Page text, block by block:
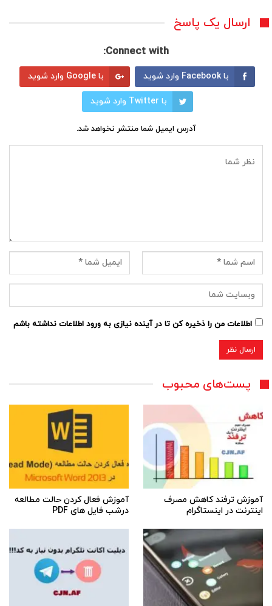
ارسال یک پاسخ
Connect with:
با Facebook وارد شوید با Google وارد شوید
با Twitter وارد شوید
آدرس ایمیل شما منتشر نخواهد شد.
اطلاعات من را ذخیره کن تا در آینده نیازی به ورود اطلاعات نداشته باشم
پست‌های محبوب
آموزش ترفند کاهش مصرف
اینترنت در اینستاگرام
آموزش فعال کردن حالت مطالعه
درشب فایل های PDF